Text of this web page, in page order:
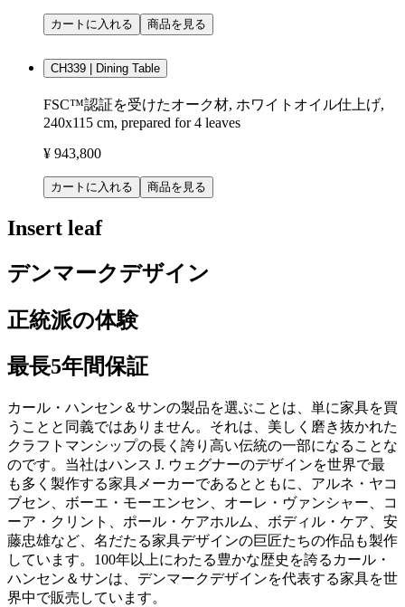
カートに入れる 商品を見る
CH339 | Dining Table
FSC™認証を受けたオーク材, ホワイトオイル仕上げ,
240x115 cm, prepared for 4 leaves
¥ 943,800
カートに入れる 商品を見る
Insert leaf
デンマークデザイン
正統派の体験
最長5年間保証
カール・ハンセン＆サンの製品を選ぶことは、単に家具を買
うことと同義ではありません。それは、美しく磨き抜かれた
クラフトマンシップの長く誇り高い伝統の一部になることな
のです。当社はハンス J. ウェグナーのデザインを世界で最
も多く製作する家具メーカーであるとともに、アルネ・ヤコ
ブセン、ボーエ・モーエンセン、オーレ・ヴァンシャー、コ
ーア・クリント、ポール・ケアホルム、ボディル・ケア、安
藤忠雄など、名だたる家具デザインの巨匠たちの作品も製作
しています。100年以上にわたる豊かな歴史を誇るカール・
ハンセン＆サンは、デンマークデザインを代表する家具を世
界中で販売しています。